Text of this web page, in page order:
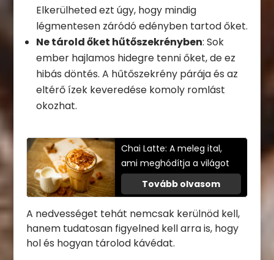
Elkerülheted ezt úgy, hogy mindig
légmentesen záródó edényben tartod őket.
Ne tárold őket hűtőszekrényben: Sok
ember hajlamos hidegre tenni őket, de ez
hibás döntés. A hűtőszekrény párája és az
eltérő ízek keveredése komoly romlást
okozhat.
Chai Latte: A meleg ital,
ami meghódítja a világot
Tovább olvasom
A nedvességet tehát nemcsak kerülnöd kell,
hanem tudatosan figyelned kell arra is, hogy
hol és hogyan tárolod kávédat.